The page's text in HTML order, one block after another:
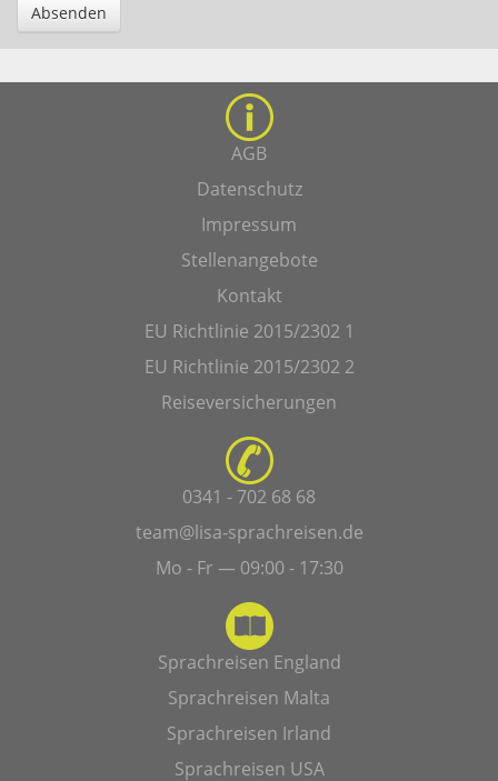
Absenden
AGB
Datenschutz
Impressum
Stellenangebote
Kontakt
EU Richtlinie 2015/2302 1
EU Richtlinie 2015/2302 2
Reiseversicherungen
0341 - 702 68 68
team@lisa-sprachreisen.de
Mo - Fr — 09:00 - 17:30
Sprachreisen England
Sprachreisen Malta
Sprachreisen Irland
Sprachreisen USA